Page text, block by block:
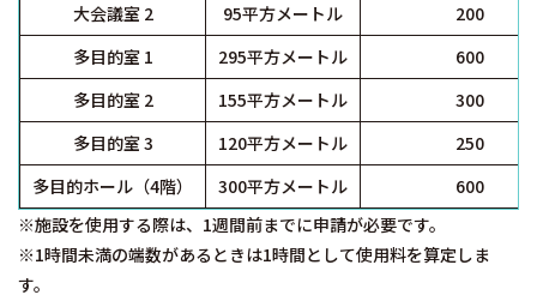
大会議室 2
95平方メートル
200
多目的室 1
295平方メートル
600
多目的室 2
155平方メートル
300
多目的室 3
120平方メートル
250
多目的ホール（4階）
300平方メートル
600
※施設を使用する際は、1週間前までに申請が必要です。
※1時間未満の端数があるときは1時間として使用料を算定しま
す。